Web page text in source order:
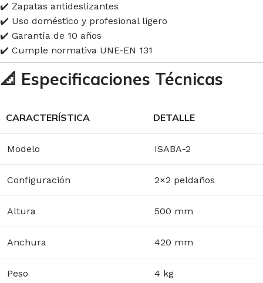
✔️ Zapatas antideslizantes
✔️ Uso doméstico y profesional ligero
✔️ Garantía de 10 años
✔️ Cumple normativa UNE-EN 131
📐 Especificaciones Técnicas
CARACTERÍSTICA DETALLE
Modelo ISABA-2
Configuración 2×2 peldaños
Altura 500 mm
Anchura 420 mm
Peso 4 kg